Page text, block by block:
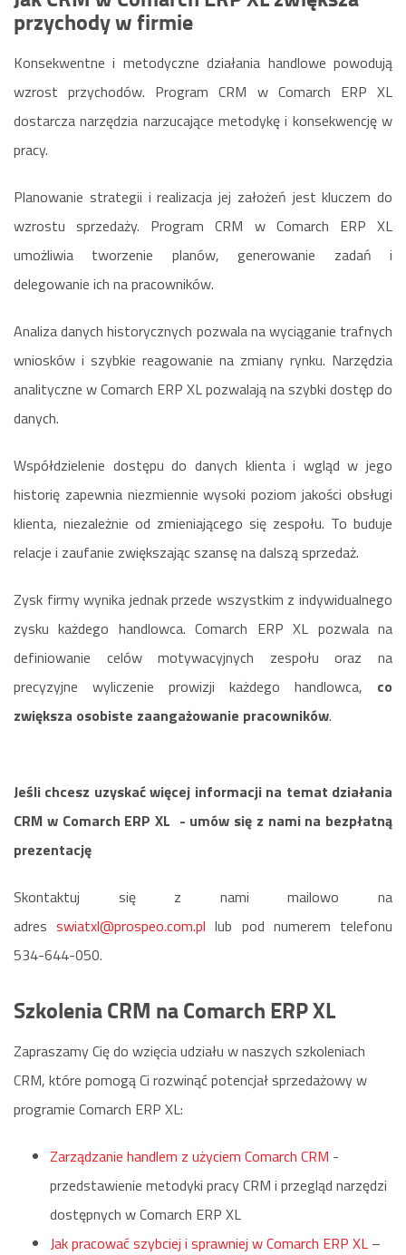
przychody w firmie
Konsekwentne i metodyczne działania handlowe powodują
wzrost przychodów. Program CRM w Comarch ERP XL
dostarcza narzędzia narzucające metodykę i konsekwencję w
pracy.
Planowanie strategii i realizacja jej założeń jest kluczem do
wzrostu sprzedaży. Program CRM w Comarch ERP XL
umożliwia tworzenie planów, generowanie zadań i
delegowanie ich na pracowników.
Analiza danych historycznych pozwala na wyciąganie trafnych
wniosków i szybkie reagowanie na zmiany rynku. Narzędzia
analityczne w Comarch ERP XL pozwalają na szybki dostęp do
danych.
Współdzielenie dostępu do danych klienta i wgląd w jego
historię zapewnia niezmiennie wysoki poziom jakości obsługi
klienta, niezależnie od zmieniającego się zespołu. To buduje
relacje i zaufanie zwiększając szansę na dalszą sprzedaż.
Zysk firmy wynika jednak przede wszystkim z indywidualnego
zysku każdego handlowca. Comarch ERP XL pozwala na
definiowanie celów motywacyjnych zespołu oraz na
precyzyjne wyliczenie prowizji każdego handlowca, co
zwiększa osobiste zaangażowanie pracowników.
Jeśli chcesz uzyskać więcej informacji na temat działania
CRM w Comarch ERP XL - umów się z nami na bezpłatną
prezentację
Skontaktuj się z nami mailowo na
adresswiatxl@prospeo.com.pl lub pod numerem telefonu
534-644-050.
Szkolenia CRM na Comarch ERP XL
Zapraszamy Cię do wzięcia udziału w naszych szkoleniach
CRM, które pomogą Ci rozwinąć potencjał sprzedażowy w
programie Comarch ERP XL:
Zarządzanie handlem z użyciem Comarch CRM -
przedstawienie metodyki pracy CRM i przegląd narzędzi
dostępnych w Comarch ERP XL
Jak pracować szybciej i sprawniej w Comarch ERP XL –